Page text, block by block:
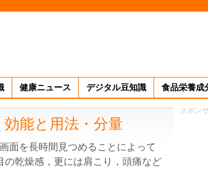
健康ニュース デジタル豆知識 食品栄養成
効能と用法・分量
面を長時間見つめることによって
乾燥感，更には肩こり，頭痛など
スポン